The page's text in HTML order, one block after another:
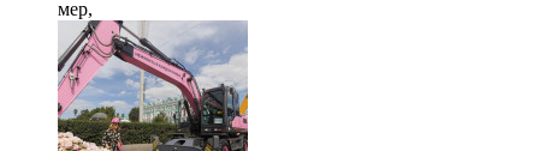
мер,